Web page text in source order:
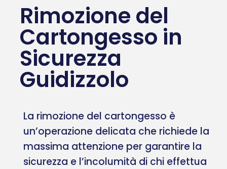
Rimozione del
Cartongesso in
Sicurezza
Guidizzolo
La rimozione del cartongesso è
un’operazione delicata che richiede la
massima attenzione per garantire la
sicurezza e l’incolumità di chi effettua